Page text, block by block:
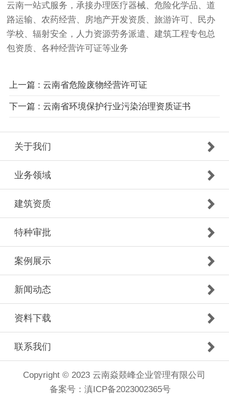
云南一站式服务，承接办理医疗器械、危险化学品、道
路运输、农药经营、房地产开发资质、旅游许可、民办
学校、辐射安全，人力资源劳务派遣、建筑工程专包总
包资质、各种经营许可证等业务
上一篇 : 云南省危险废物经营许可证
下一篇 : 云南省环境保护行业污染治理资质证书
关于我们
业务领域
建筑资质
特种审批
案例展示
新闻动态
资料下载
联系我们
Copyright © 2023 云南焱燚峰企业管理有限公司
备案号： 滇ICP备2023002365号